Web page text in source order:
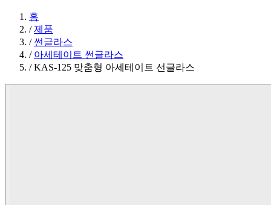
홈
/제품
/ 썬글라스
/ 아세테이트 썬글라스
/KAS-125 맞춤형 아세테이트 선글라스